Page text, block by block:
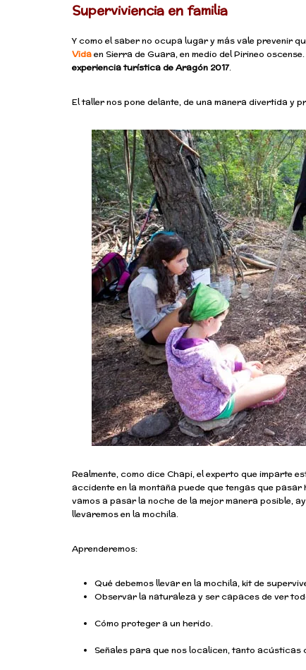
Superviviencia en familia
Y como el saber no ocupa lugar y más vale prevenir
Vidaen Sierra de Guara, en medio del Pirineo
experiencia turística de Aragón 2017.
El taller nos pone delante, de una manera divertida
Realmente, como dice Chapi, el experto que imparte
accidente en la montaña puede que tengas que
vamos a pasar la noche de la mejor manera posible,
llevaremos en la mochila.
Aprenderemos:
Qué debemos llevar en la mochila, kit de
Observar la naturaleza y ser capaces de ver
Cómo proteger a un herido.
Señales para que nos localicen, tanto acústicas